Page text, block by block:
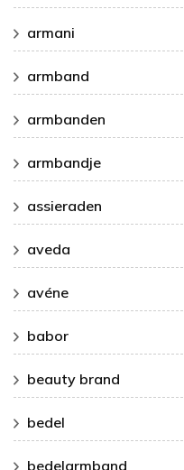
armani
armband
armbanden
armbandje
assieraden
aveda
avéne
babor
beauty brand
bedel
bedelarmband